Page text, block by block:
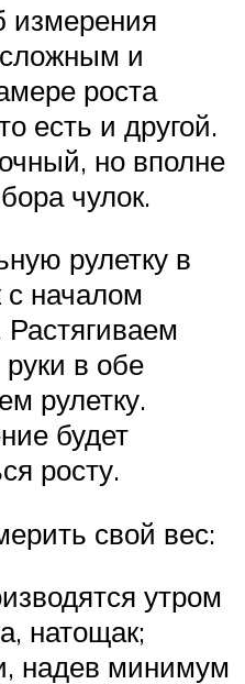
измерения
и
роста
есть и другой.
но вполне
чулок.
рулетку в
с началом
в обе
рулетку.
будет
росту.
свой вес:
утром
натощак;
надев минимум